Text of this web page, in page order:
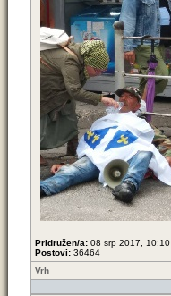
Pridružen/a: 08 srp 2017, 10:10
Postovi: 36464
Vrh